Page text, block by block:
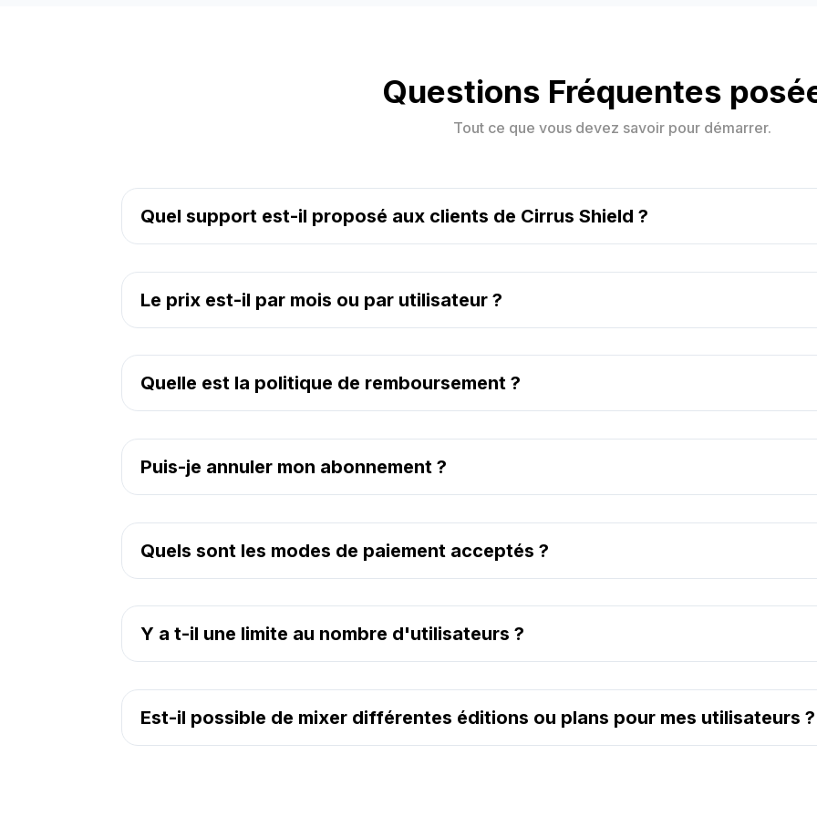
Questions Fréquentes
Tout ce que vous devez savoir pour démarrer.
Quel support est-il proposé aux clients de Cirrus Shield ?
Le prix est-il par mois ou par utilisateur ?
Quelle est la politique de remboursement ?
Puis-je annuler mon abonnement ?
Quels sont les modes de paiement acceptés ?
Y a t-il une limite au nombre d'utilisateurs ?
Est-il possible de mixer différentes éditions ou plans pour mes utilisateurs ?